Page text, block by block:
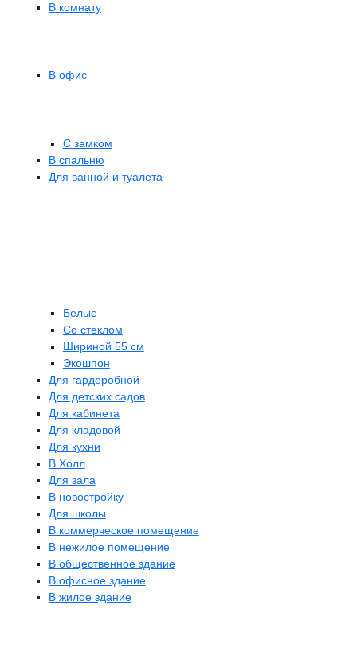
В комнату
В офис
С замком
В спальню
Для ванной и туалета
Белые
Со стеклом
Шириной 55 см
Экошпон
Для гардеробной
Для детских садов
Для кабинета
Для кладовой
Для кухни
В Холл
Для зала
В новостройку
Для школы
В коммерческое помещение
В нежилое помещение
В общественное здание
В офисное здание
В жилое здание